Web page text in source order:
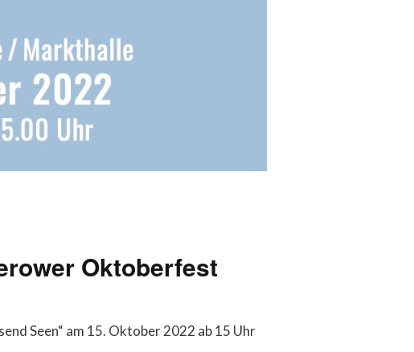
Oktoberfest
Seen“ am 15. Oktober 2022 ab 15 Uhr